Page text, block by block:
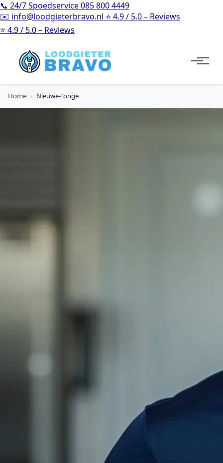
📞 24/7 Spoedservice085 800 4449
✉️ info@loodgieterbravo.nl ⭐ 4.9 / 5.0 – Reviews
⭐ 4.9 / 5.0 – Reviews
Home › Nieuwe-Tonge